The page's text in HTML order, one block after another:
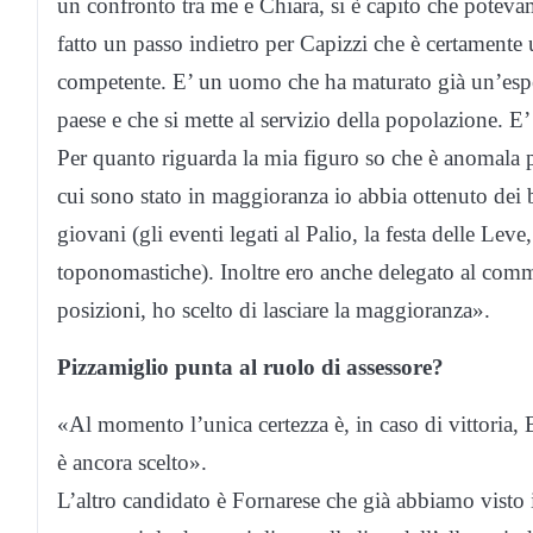
un confronto tra me e Chiara, si è capito che
fatto un passo indietro per Capizzi che è
competente. E’ un uomo che ha maturato già
paese e che si mette al servizio della popolazione.
Per quanto riguarda la mia figuro so che è
cui sono stato in maggioranza io abbia ottenuto
giovani (gli eventi legati al Palio, la festa delle
toponomastiche). Inoltre ero anche delegato al
posizioni, ho scelto di lasciare la maggioranza».
Pizzamiglio punta al ruolo di assessore?
«Al momento l’unica certezza è, in caso di
è ancora scelto».
L’altro candidato è Fornarese che già abbiamo